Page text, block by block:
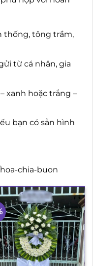
thống, tông trầm,
từ cá nhân, gia
xanh hoặc trắng –
bạn có sẵn hình
chia-buon